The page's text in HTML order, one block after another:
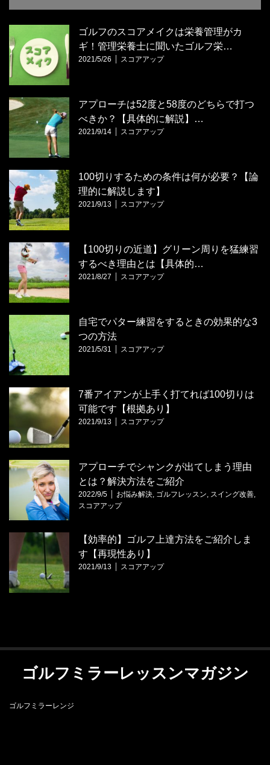
ゴルフのスコアメイクは栄養管理がカ
ギ！管理栄養士に聞いたゴルフ栄…
2021/5/26 スコアアップ
アプローチは52度と58度のどちらで打つ
べきか？【具体的に解説】…
2021/9/14 スコアアップ
100切りするための条件は何が必要？【論
理的に解説します】
2021/9/13 スコアアップ
【100切りの近道】グリーン周りを猛練習
するべき理由とは【具体的…
2021/8/27 スコアアップ
自宅でパター練習をするときの効果的な3
つの方法
2021/5/31 スコアアップ
7番アイアンが上手く打てれば100切りは
可能です【根拠あり】
2021/9/13 スコアアップ
アプローチでシャンクが出てしまう理由
とは？解決方法をご紹介
2022/9/5 お悩み解決 ゴルフレッスン スイング改善
スコアアップ
【効率的】ゴルフ上達方法をご紹介しま
す【再現性あり】
2021/9/13 スコアアップ
ゴルフミラーレッスンマガジン
ゴルフミラーレンジ